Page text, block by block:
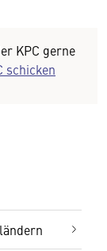
KPC gerne
schicken